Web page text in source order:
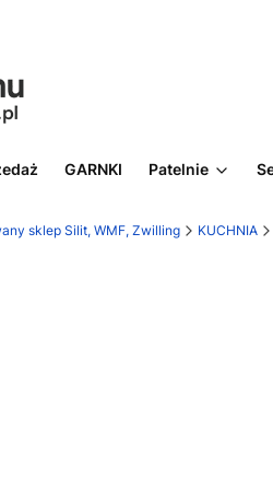
GARNKI Patelnie
sklep Silit, WMF, Zwilling KUCHNIA